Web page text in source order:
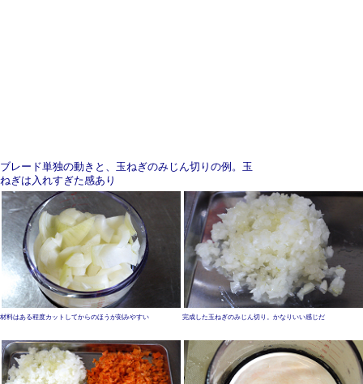
ブレード単独の動きと、玉ねぎのみじん切りの例。玉
ねぎは入れすぎた感あり
材料はある程度カットしてからのほうが刻みやすい 完成した玉ねぎのみじん切り。かなりいい感じだ